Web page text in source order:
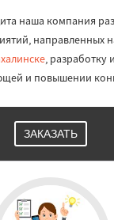
наша компания
направленных
, разработку
и повышении
ЗАКАЗАТЬ